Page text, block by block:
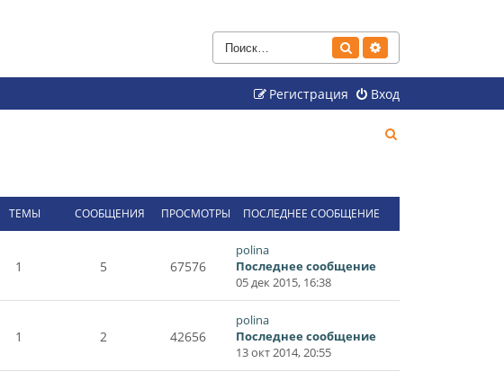
Поиск
Вход
Регистрация
с
ТЕМЫ СООБЩЕНИЯ ПРОСМОТРЫ ПОСЛЕДНЕЕ СООБЩЕНИЕ
1 5 67576
polina
Последнее сообщение
05 дек 2015, 16:38
1 2 42656
polina
Последнее сообщение
13 окт 2014, 20:55